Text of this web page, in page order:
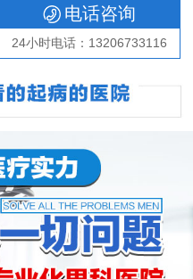
电话咨询
24小时电话：13206733116